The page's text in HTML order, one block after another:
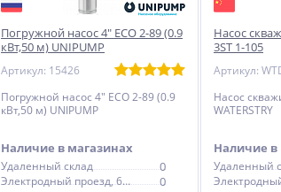
Погружной насос 4" ECO 2-89 (0.9
кВт,50 м) UNIPUMP
Артикул: 15426
Погружной насос 4" ECO 2-89 (0.9
кВт,50 м) UNIPUMP
Наличие в магазинах
Удаленный склад 0
Электродный проезд, 6с1
0
Насос
3ST 1-105
Насос
WATERSTRY
Наличие в
Удаленный